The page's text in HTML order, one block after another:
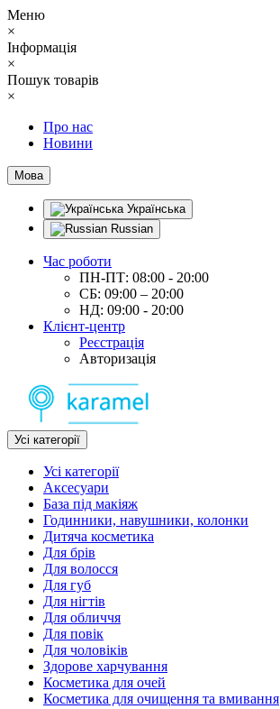
Меню
×
Інформація
×
Пошук товарів
×
Про нас
Новини
Мова
Українська
Russian
Час роботи
ПН-ПТ: 08:00 - 20:00
СБ: 09:00 – 20:00
НД: 09:00 - 20:00
Клієнт-центр
Реєстрація
Авторизація
Усі категорії
Усі категорії
Аксесуари
База під макіяж
Годинники, навушники, колонки
Дитяча косметика
Для брів
Для волосся
Для губ
Для нігтів
Для обличчя
Для повік
Для чоловіків
Здорове харчування
Косметика для очей
Косметика для очищення та вмивання